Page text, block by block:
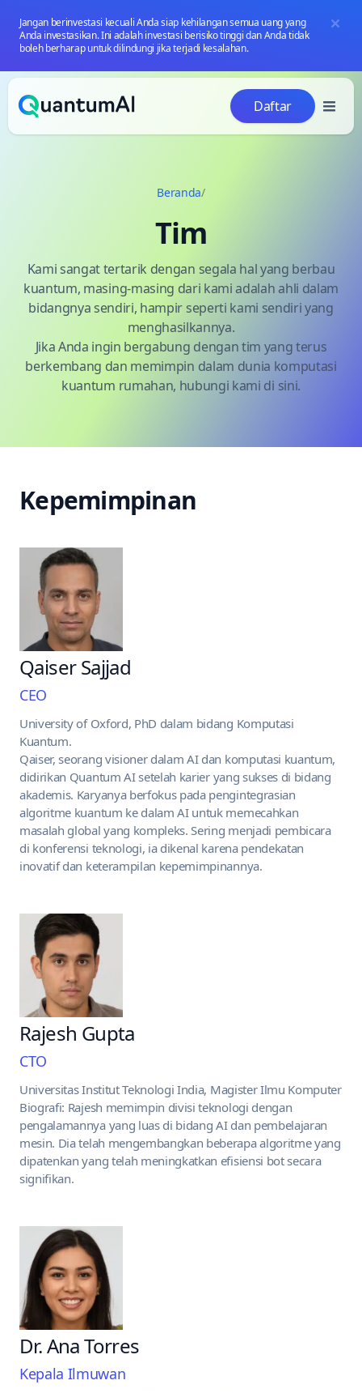
Jangan berinvestasi kecuali Anda siap kehilangan semua uang yang
Anda investasikan. Ini adalah investasi berisiko tinggi dan Anda tidak
boleh berharap untuk dilindungi jika terjadi kesalahan.
Loncat ke konten
Daftar
Beranda/
Tim
Kami sangat tertarik dengan segala hal yang berbau
kuantum, masing-masing dari kami adalah ahli dalam
bidangnya sendiri, hampir seperti kami sendiri yang
menghasilkannya.
Jika Anda ingin bergabung dengan tim yang terus
berkembang dan memimpin dalam dunia komputasi
kuantum rumahan, hubungi kami di sini.
Kepemimpinan
Qaiser Sajjad
CEO
University of Oxford, PhD dalam bidang Komputasi
Kuantum.
Qaiser, seorang visioner dalam AI dan komputasi kuantum,
didirikan Quantum AIsetelah karier yang sukses di bidang
akademis. Karyanya berfokus pada pengintegrasian
algoritme kuantum ke dalam AI untuk memecahkan
masalah global yang kompleks. Sering menjadi pembicara
di konferensi teknologi, ia dikenal karena pendekatan
inovatif dan keterampilan kepemimpinannya.
Rajesh Gupta
CTO
Universitas Institut Teknologi India, Magister Ilmu Komputer
Biografi: Rajesh memimpin divisi teknologi dengan
pengalamannya yang luas di bidang AI dan pembelajaran
mesin. Dia telah mengembangkan beberapa algoritme yang
dipatenkan yang telah meningkatkan efisiensi bot secara
signifikan.
Dr. Ana Torres
Kepala Ilmuwan